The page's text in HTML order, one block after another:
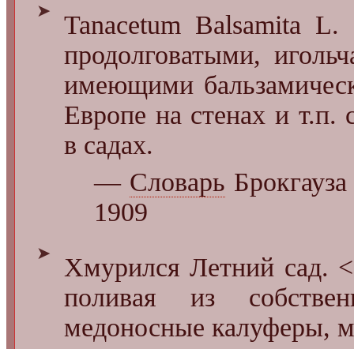
➤
Tanacetum Balsamita
продолговатыми,
имеющими
Европе на стенах и т.п.
в садах.
— Словарь
1909
➤
Хмурился Летний сад.
поливая из
медоносные калуферы,